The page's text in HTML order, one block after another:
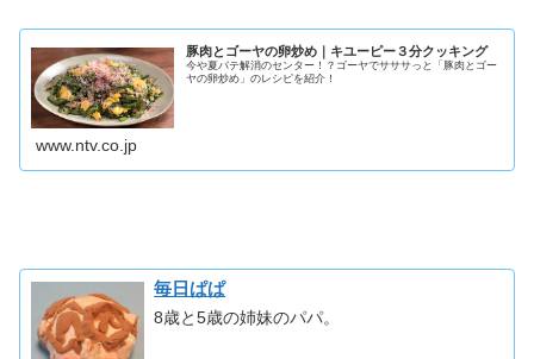
豚肉とゴーヤの卵炒め｜キユーピー３分クッキング
今や夏バテ解消のセンター！？ゴーヤでサササっと「豚肉とゴー
ヤの卵炒め」のレシピを紹介！
www.ntv.co.jp
毎日ぱぱ
8歳と5歳の姉妹のパパ。